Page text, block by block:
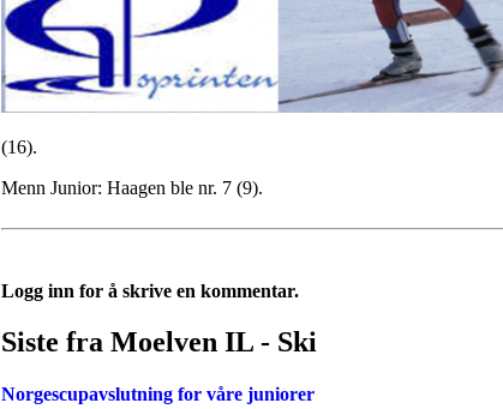
(16).
Menn Junior: Haagen ble nr. 7 (9).
Logg inn for å skrive en kommentar.
Siste fra Moelven IL - Ski
Norgescupavslutning for våre juniorer